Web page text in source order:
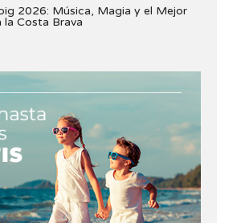
2026: Música, Magia y el Mejor
Costa Brava